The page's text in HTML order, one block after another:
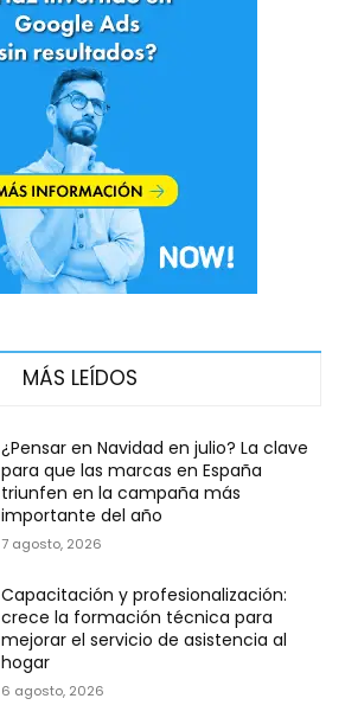
MÁS LEÍDOS
¿Pensar en Navidad en julio? La clave
para que las marcas en España
triunfen en la campaña más
importante del año
7 agosto, 2026
Capacitación y profesionalización:
crece la formación técnica para
mejorar el servicio de asistencia al
hogar
6 agosto, 2026